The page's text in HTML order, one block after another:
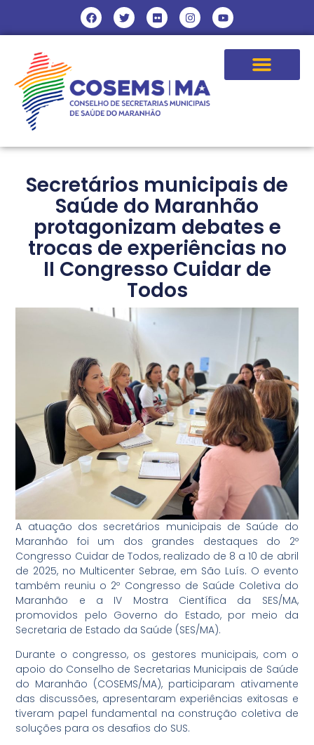
Secretários municipais de
Saúde do Maranhão
protagonizam debates e
trocas de experiências no
II Congresso Cuidar de
Todos
A atuação dos secretários municipais de Saúde do
Maranhão foi um dos grandes destaques do 2º
Congresso Cuidar de Todos, realizado de 8 a 10 de abril
de 2025, no Multicenter Sebrae, em São Luís. O evento
também reuniu o 2º Congresso de Saúde Coletiva do
Maranhão e a IV Mostra Científica da SES/MA,
promovidos pelo Governo do Estado, por meio da
Secretaria de Estado da Saúde (SES/MA).
Durante o congresso, os gestores municipais, com o
apoio do Conselho de Secretarias Municipais de Saúde
do Maranhão (COSEMS/MA), participaram ativamente
das discussões, apresentaram experiências exitosas e
tiveram papel fundamental na construção coletiva de
soluções para os desafios do SUS.